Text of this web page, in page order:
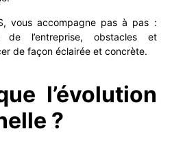
vous accompagne pas à pas :
de l’entreprise, obstacles et
de façon éclairée et concrète.
l’évolution
?